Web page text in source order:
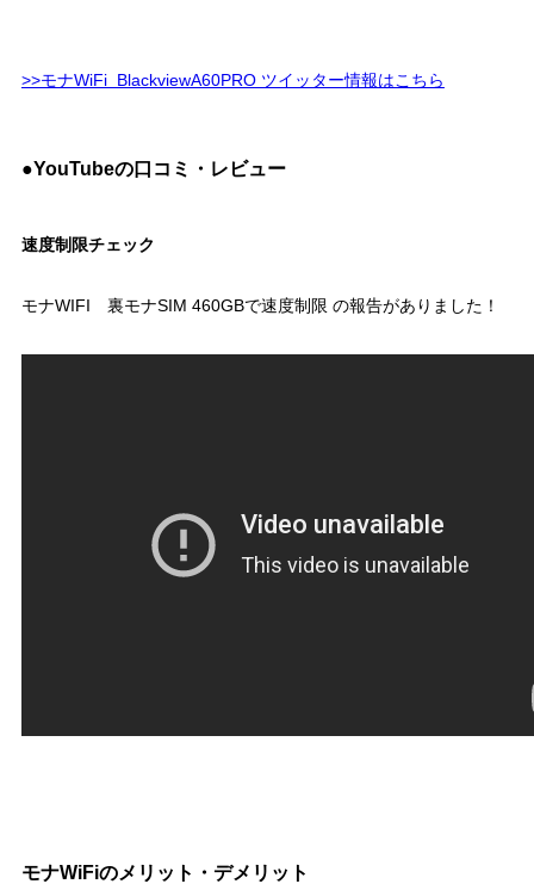
>>モナWiFi BlackviewA60PRO ツイッター情報はこちら
●YouTubeの口コミ・レビュー
速度制限チェック
モナWIFI 裏モナSIM 460GBで速度制限 の報告がありました！
モナWiFiのメリット・デメリット